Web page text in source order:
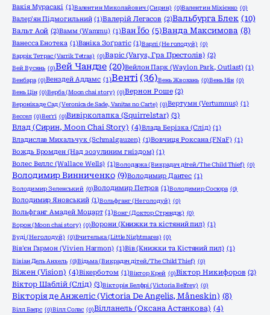
Вакія Мурасакі (1)Валентин Миколайович (Сирин) (0)Валентин Міхієнко (0)
Валер'ян Підмогильний (1)Валерій Легасов (2)Вальбурга Блек (10)
Вальт Аой (2)Вамм (Wammu) (1)Ван Їбо (5)Ванда Максимова (8)
Ванесса Енотека (1)Ваніка Зоґратіс (1)Варлі (Не голодуй) (0)
Варрік Тетрас (Varrik Tetras) (0)Варіс (Varys, Гра Престолів) (2)
Вей Вусянь (0)Вей Чандзе (20)Вейлон Парк (Waylon Park, Outlast) (1)
Венбара (0)Венздей Аддамс (1)Венті (36)Вень Жвохань (0)Вень Нін (0)
Вень Цін (0)Верба (Moon chai story) (0)Вернон Роше (2)
Вероніка де Сад (Veronica de Sade, Vanitas no Carte) (0)Вертумн (Vertumnus) (1)
Вессел (0)Веґґі (0)Вивірколапка (Squirrelstar) (3)
Влад (Сирин, Moon Chai Story) (4)Влада Берізка (Слід) (1)
Владислав Михальчук (Schmalgauzen) (1)Вовчиця Роксана (FNaF) (1)
Вождь Бромден (Над зозулиним гніздом) (1)
Волес Веллс (Wallace Wells) (1)Володарка (Викрадач дітей/The Child Thief) (0)
Володимир Винниченко (9)Володимир Дантес (1)
Володимир Зеленський (0)Володимир Петров (1)Володимир Сосюра (0)
Володимир Яновський (1)Вольфганг (Не голодуй) (0)
Вольфганг Амадей Моцарт (1)Вонг (Доктор Стрендж) (0)
Ворон (Moon chai story) (0)Ворони (Книжки та кістяний пил) (1)
Вуді (Не голодуй) (0)Вчителька (Little Nightmares) (0)
Вів'єн Гармон (Vivien Harmon) (1)Вів (Книжки та Кістяний пил) (1)
Вівіан Дель Анхель (0)Відьма (Викрадач дітей/The Child Thief) (0)
Віжен (Vision) (4)Вікерботом (1)Віктор Крей (0)Віктор Никифоров (2)
Віктор Шаблій (Слід) (3)Вікторія Белфрі (Victoria Belfrey) (0)
Вікторія де Анжеліс (Victoria De Angelis, Måneskin) (8)
Вілл Баєрс (0)Вілл Солас (0)Вілланель (Оксана Астанкова) (4)